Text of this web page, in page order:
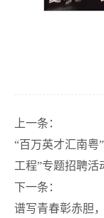
上一条：
“百万英才汇南
工程”专题招聘
下一条：
谱写青春彰赤胆